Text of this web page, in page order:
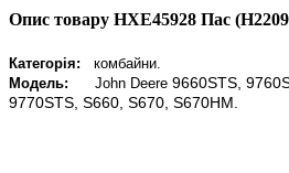
Опис товару HXE45928 Пас
Категорія: комбайни.
Модель: John Deere 9660STS,
9770STS, S660, S670, S670HM.